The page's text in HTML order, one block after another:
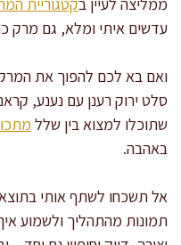
עדשים איתי ומלא, גם מרק
ואם בא לכם להפוך את
סלט ירוק רענן עם נענע,
שתוכלו למצוא בין שלל
באהבה.
אל תשכחו לשתף אותי
תמונות מהתהליך ולשמוע